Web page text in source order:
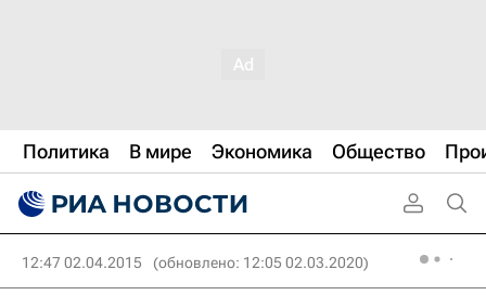
Политика В мире Экономика Общество
12:47 02.04.2015 (обновлено: 12:05 02.03.2020)